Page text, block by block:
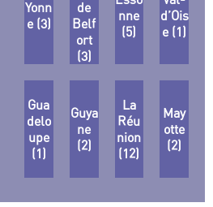
Yonn
e (3)
de
Belf
ort
(3)
nne
(5)
d’Ois
e (1)
Gua
delo
upe
(1)
Guya
ne
(2)
La
Réu
nion
(12)
May
otte
(2)